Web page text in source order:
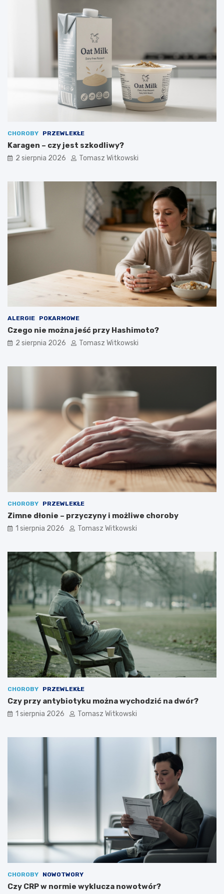
CHOROBY PRZEWLEKŁE
Karagen – czy jest szkodliwy?
2 sierpnia 2026 Tomasz Witkowski
ALERGIE POKARMOWE
Czego nie można jeść przy Hashimoto?
2 sierpnia 2026 Tomasz Witkowski
CHOROBY PRZEWLEKŁE
Zimne dłonie – przyczyny i możliwe choroby
1 sierpnia 2026 Tomasz Witkowski
CHOROBY PRZEWLEKŁE
Czy przy antybiotyku można wychodzić na dwór?
1 sierpnia 2026 Tomasz Witkowski
CHOROBY NOWOTWORY
Czy CRP w normie wyklucza nowotwór?